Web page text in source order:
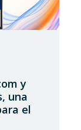
y
una
el